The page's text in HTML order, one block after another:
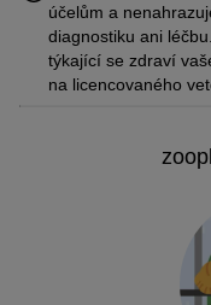
účelům a
diagnostiku ani
týkající se zdraví
na licencovaného